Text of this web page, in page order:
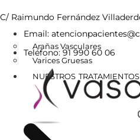
Arañas Vasculares
Varices Gruesas
NUESTROS TRATAMIENTOS
C/ Raimundo Fernández
Email:
Teléfono: 91 990 60 06